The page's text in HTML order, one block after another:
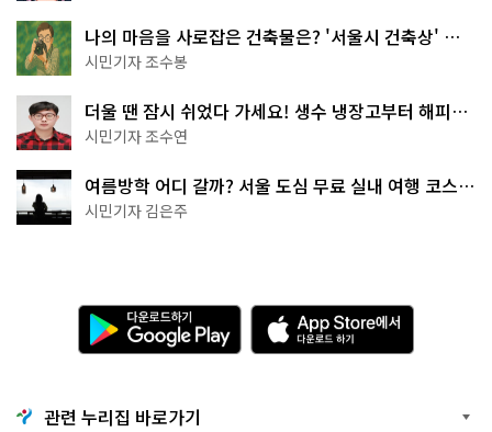
나의 마음을 사로잡은 건축물은? '서울시 건축상' 수
상작 공개!
시민기자 조수봉
더울 땐 잠시 쉬었다 가세요! 생수 냉장고부터 해피소
·무더위쉼터까지
시민기자 조수연
여름방학 어디 갈까? 서울 도심 무료 실내 여행 코스
추천
시민기자 김은주
다
운
로
기
G
A
p
p
관련 누리집 바로가기